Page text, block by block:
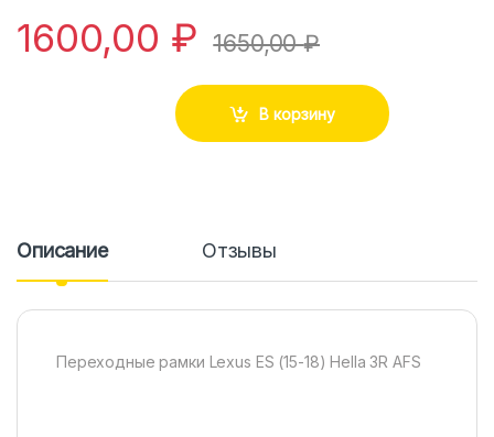
1600,00 ₽ 1650,00₽
В корзину
Описание Отзывы
Переходные рамки Lexus ES (15-18) Hella 3R AFS